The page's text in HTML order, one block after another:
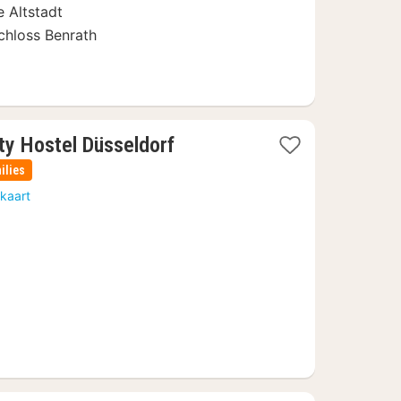
Altstadt
Benrath
Hostel Düsseldorf3